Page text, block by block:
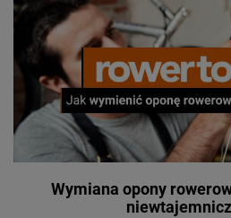
Wymiana opony